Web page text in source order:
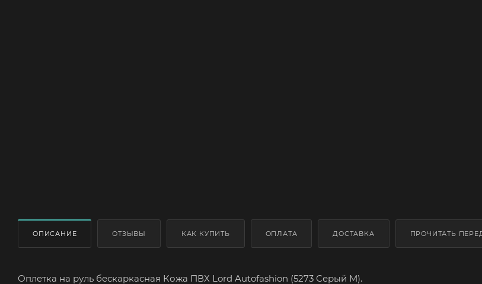
ОПИСАНИЕ ОТЗЫВЫ КАК КУПИТЬ ОПЛАТА ДОСТАВКА ПРОЧИТАТЬ
Оплетка на руль бескаркасная Кожа ПВХ Lord Autofashion (5273 Серый M).